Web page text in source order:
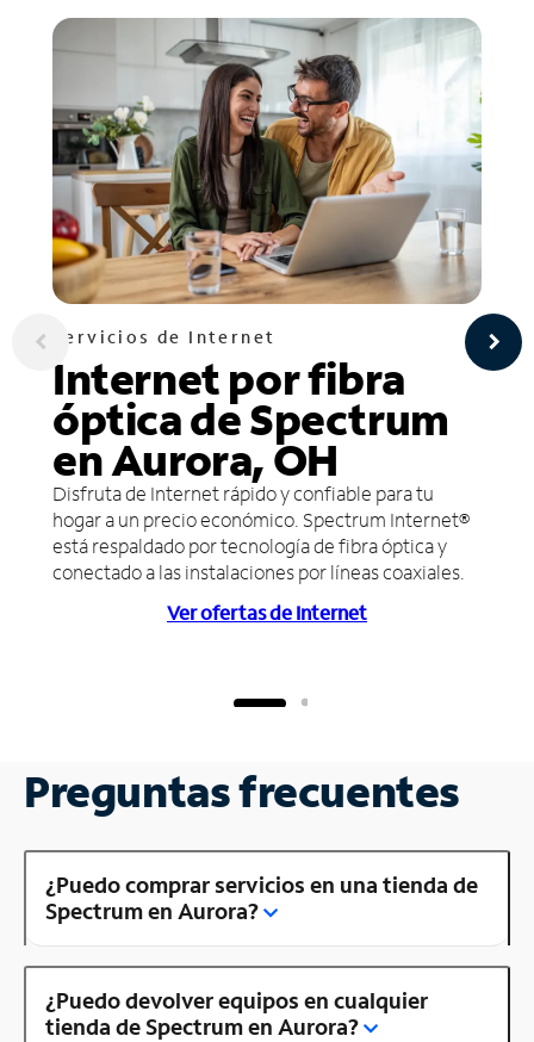
Servicios de Internet
Internet por fibra
óptica de Spectrum
en Aurora, OH
Disfruta de Internet rápido y confiable para tu
hogar a un precio económico. Spectrum Internet®
está respaldado por tecnología de fibra óptica y
conectado a las instalaciones por líneas coaxiales.
Ver ofertas de Internet
Preguntas frecuentes
¿Puedo comprar servicios en una tienda de
Spectrum en Aurora?
¿Puedo devolver equipos en cualquier
tienda de Spectrum en Aurora?